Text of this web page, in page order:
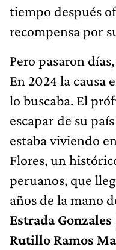
tiempo después
recompensa por
Pero pasaron
En 2024 la causa
lo buscaba. El
escapar de su
estaba viviendo
Flores, un
peruanos, que
años de la mano
Estrada Gonzales
Rutillo Ramos